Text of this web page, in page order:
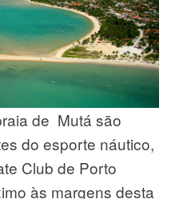
de Mutá são
do esporte náutico,
Club de Porto
às margens desta